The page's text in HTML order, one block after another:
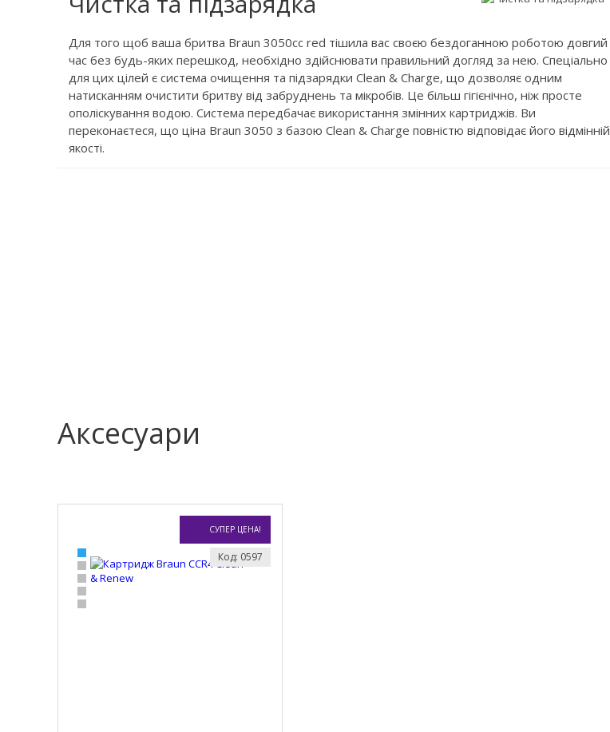
Для того щоб ваша бритва Braun 3050cc red тішила вас своєю бездоганною роботою довгий
час без будь-яких перешкод, необхідно здійснювати правильний догляд за нею. Спеціально
для цих цілей є система очищення та підзарядки Clean & Charge, що дозволяє одним
натисканням очистити бритву від забруднень та мікробів. Це більш гігієнічно, ніж просте
ополіскування водою. Система передбачає використання змінних картриджів. Ви
переконаєтеся, що ціна Braun 3050 з базою Clean & Charge повністю відповідає його відмінній
якості.
Аксесуари
СУПЕР ЦЕНА!
Код: 0597